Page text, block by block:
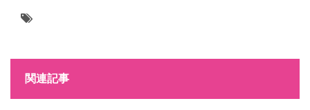
関連記事